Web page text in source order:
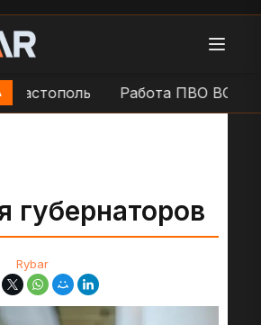
Работа ПВО ВС РФ в
губернаторов
Rybar